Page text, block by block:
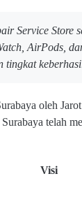
Service Store
AirPods,
tingkat
oleh
telah
Visi